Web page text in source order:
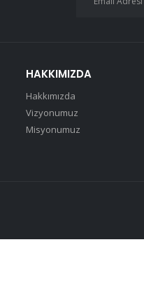
HAKKIMIZDA
Hakkımızda
Vizyonumuz
Misyonumuz